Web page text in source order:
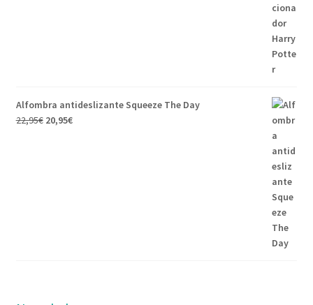
Alfombra antideslizante Squeeze The Day
22,95€ 20,95€